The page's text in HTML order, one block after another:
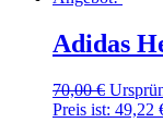
Adidas
70,00€
Preis ist: 49,22